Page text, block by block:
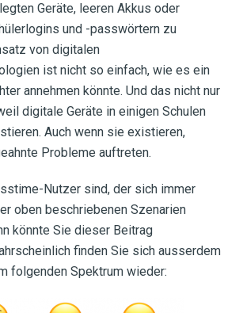
Geräte, leeren Akkus oder
und -passwörtern zu
von digitalen
ist nicht so einfach, wie es ein
annehmen könnte. Und das nicht nur
digitale Geräte in einigen Schulen
Auch wenn sie existieren,
Probleme auftreten.
Nutzer sind, der sich immer
oben beschriebenen Szenarien
könnte Sie dieser Beitrag
finden Sie sich ausserdem
folgenden Spektrum wieder: